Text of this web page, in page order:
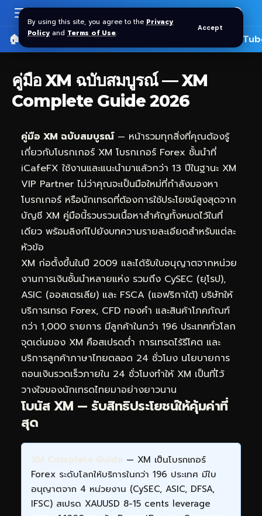
By using this site, you agree to the Privacy
Policy and Terms of Use.
Accept
🏠 หน้าแรก ราคาทอง SPDR 🎬
คู่มือ XM ฉบับสมบูรณ์ — XM
Complete Guide 2026
คู่มือ XM ฉบับสมบูรณ์— หน้ารวมทุกสิ่งที่คุณต้องรู้
เกี่ยวกับโบรกเกอร์ XM โบรกเกอร์ Forex ชั้นนำที่
iCafeFX ใช้งานและแนะนำมาแล้วกว่า 13 ปีในฐานะ XM
VIP Partner ไม่ว่าคุณจะเป็นมือใหม่ที่กำลังมองหา
โบรกเกอร์ หรือนักเทรดที่ต้องการใช้ประโยชน์สูงสุดจาก
บัญชี XM คู่มือนี้รวบรวมเนื้อหาสำคัญทั้งหมดไว้ในที่
เดียว พร้อมลิงก์ไปยังบทความรายละเอียดสำหรับแต่ละ
หัวข้อ
XM ก่อตั้งขึ้นในปี 2009 และได้รับใบอนุญาตจากหน่วย
งานการเงินชั้นนำหลายแห่ง รวมถึง CySEC (ยุโรป),
ASIC (ออสเตรเลีย) และ FSCA (แอฟริกาใต้) บริษัทให้
บริการเทรด Forex, CFD ทองคำ และสินค้าโภคภัณฑ์
กว่า 1,000 รายการ มีลูกค้าในกว่า 196 ประเทศทั่วโลก
จุดเด่นของ XM คือสเปรดต่ำ การเทรดไร้รีโคต และ
บริการลูกค้าภาษาไทยตลอด 24 ชั่วโมง นโยบายการ
ถอนเงินรวดเร็วภายใน 24 ชั่วโมงทำให้ XM เป็นที่ไว้
วางใจของนักเทรดไทยมาอย่างยาวนาน
โบนัส XM — รับสิทธิประโยชน์ให้คุ้มค่าที่
สุด
XM Complete Guide — XM เป็นโบรกเกอร์
Forex ระดับโลกให้บริการในกว่า 196 ประเทศ มีใบ
อนุญาตจาก 4 หน่วยงาน (CySEC, ASIC, DFSA,
IFSC) สเปรด XAUUSD 8-15 cents leverage